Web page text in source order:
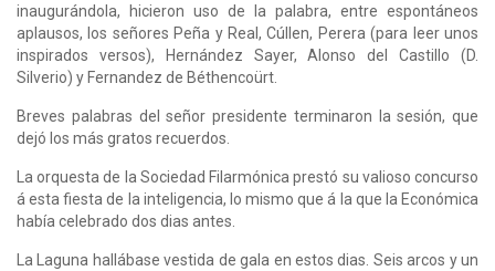
inaugurándola, hicieron uso de la palabra, entre espontáneos
aplausos, los señores Peña y Real, Cúllen, Perera (para leer unos
inspirados versos), Hernández Sayer, Alonso del Castillo (D.
Silverio) y Fernandez de Béthencoürt.
Breves palabras del señor presidente terminaron la sesión, que
dejó los más gratos recuerdos.
La orquesta de la Sociedad Filarmónica prestó su valioso concurso
á esta fiesta de la inteligencia, lo mismo que á la que la Económica
había celebrado dos dias antes.
La Laguna hallábase vestida de gala en estos dias. Seis arcos y un